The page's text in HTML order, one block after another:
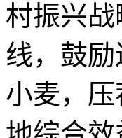
村振兴
线，鼓
小麦，